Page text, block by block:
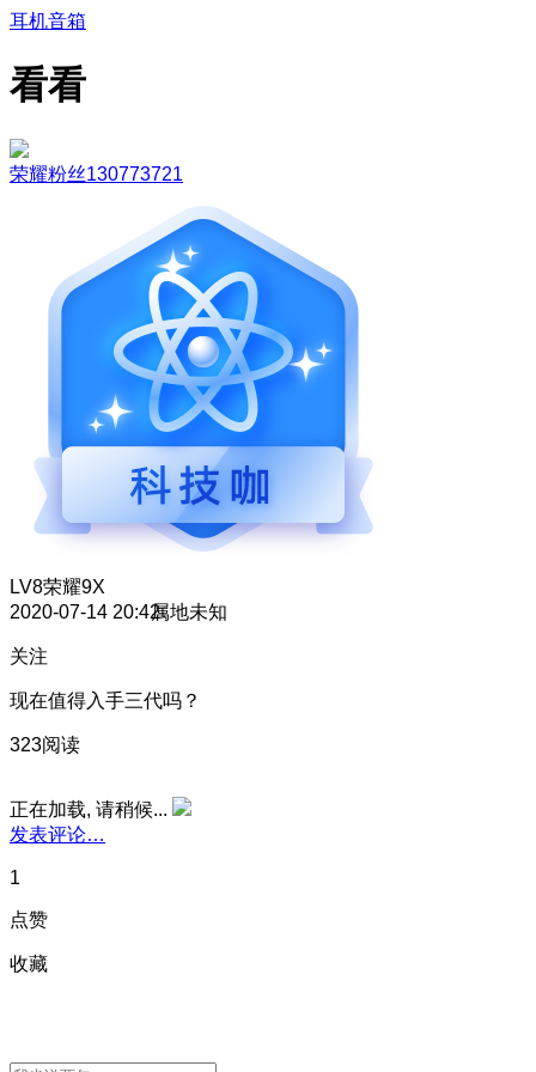
耳机音箱
看看
荣耀粉丝130773721
LV8荣耀9X
2020-07-14 20:42属地未知
关注
现在值得入手三代吗？
323阅读
正在加载, 请稍候...
发表评论…
1
点赞
收藏